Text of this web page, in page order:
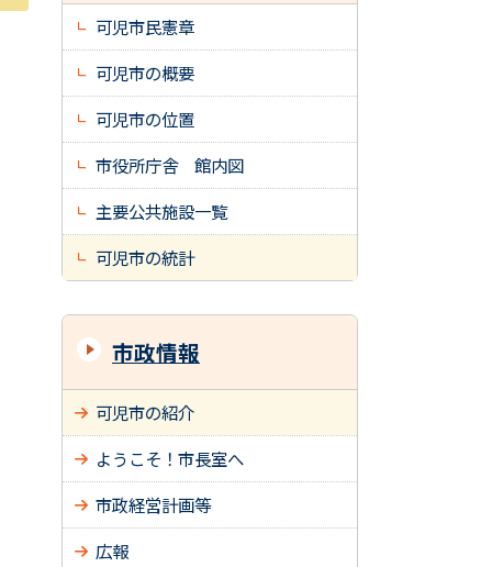
可児市民憲章
可児市の概要
可児市の位置
市役所庁舎 館内図
主要公共施設一覧
可児市の統計
市政情報
可児市の紹介
ようこそ！市長室へ
市政経営計画等
広報